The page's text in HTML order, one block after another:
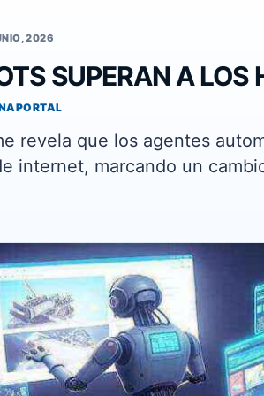
2026
SUPERAN A
revela que los agentes
internet, marcando un